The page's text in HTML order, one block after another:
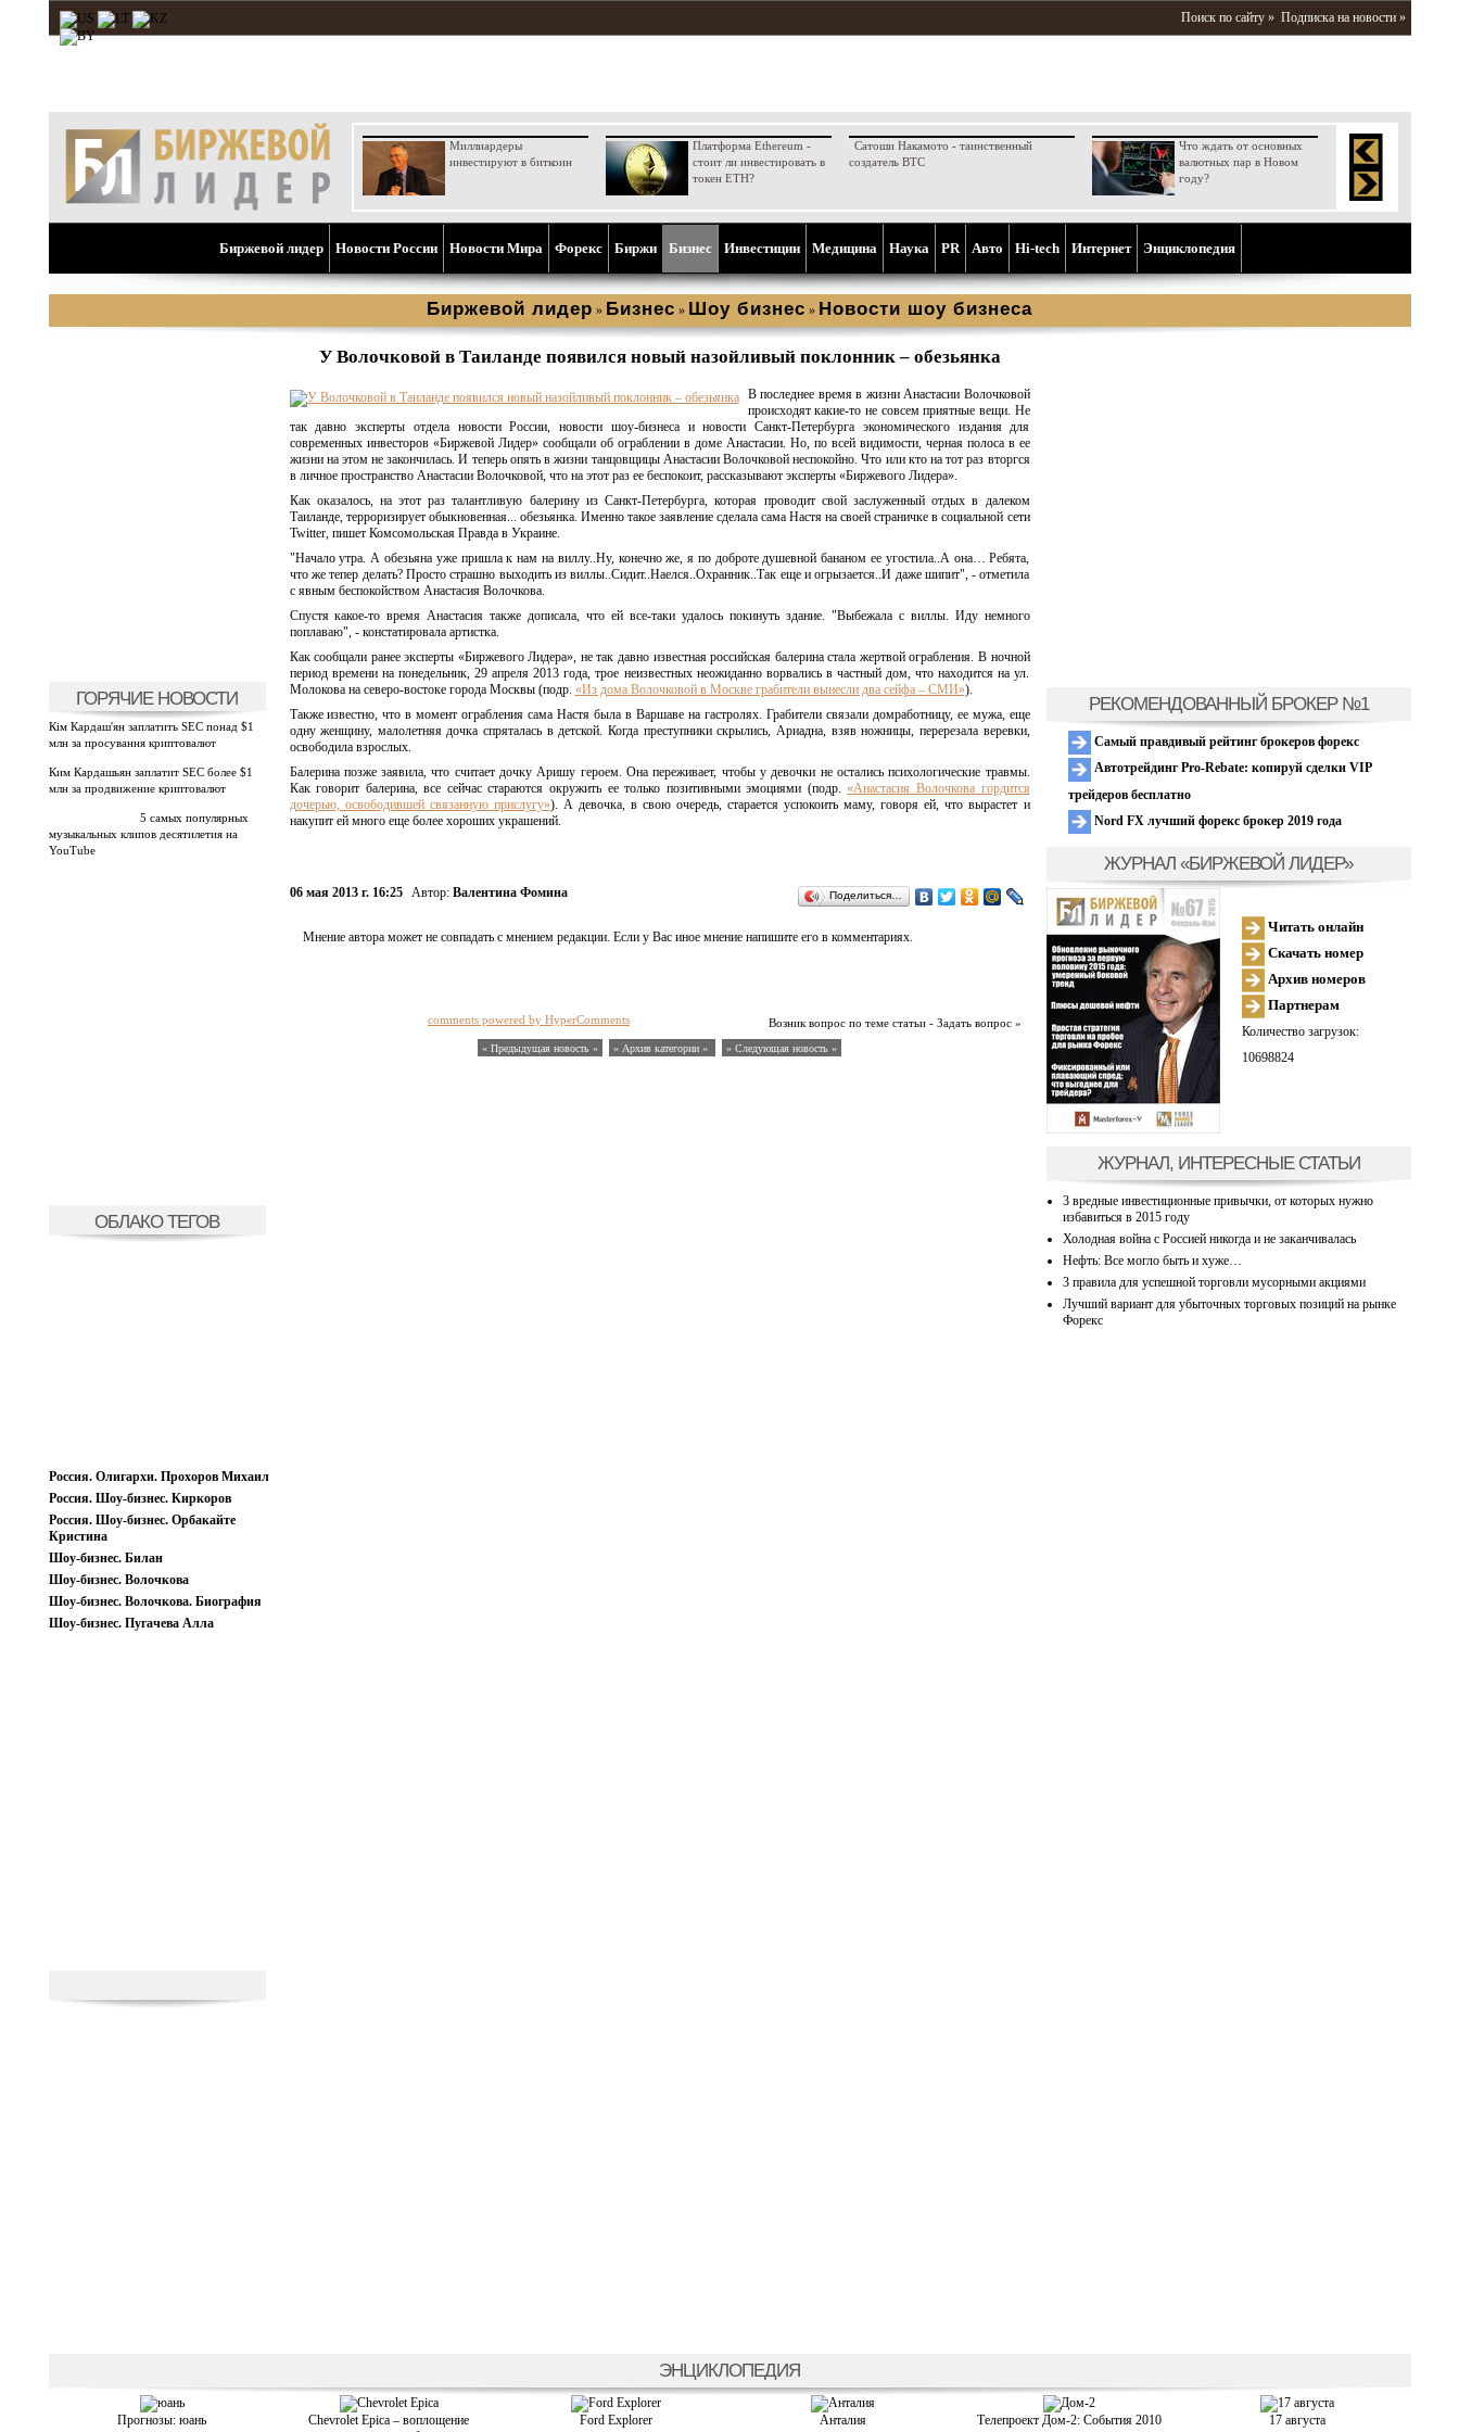
Поиск по сайту » Подписка на новости »
Миллиардеры
инвестируют в биткоин
Платформа Ethereum -
стоит ли инвестировать в
токен ETH?
Сатоши Накамото - таинственный
создатель BTC
Что ждать от основных
валютных пар в Новом
году?
Биржевой лидер Новости России Новости Мира Форекс Биржи Бизнес Инвестиции Медицина Наука PR Aвто Hi-tech Интернет Энциклопедия
Биржевой лидер » Бизнес » Шоу бизнес » Новости шоу бизнеса
ГОРЯЧИЕ НОВОСТИ
Кім Кардаш'ян заплатить SEC понад $1
млн за просування криптовалют
Ким Кардашьян заплатит SEC более $1
млн за продвижение криптовалют
5 самых популярных
музыкальных клипов десятилетия на
YouTube
ОБЛАКО ТЕГОВ
Россия. Олигархи. Прохоров Михаил
Россия. Шоу-бизнес. Киркоров
Россия. Шоу-бизнес. Орбакайте
Кристина
Шоу-бизнес. Билан
Шоу-бизнес. Волочкова
Шоу-бизнес. Волочкова. Биография
Шоу-бизнес. Пугачева Алла
У Волочковой в Таиланде появился новый назойливый поклонник – обезьянка
В последнее время в жизни Анастасии Волочковой
происходят какие-то не совсем приятные вещи. Не
так давно эксперты отдела новости России, новости шоу-бизнеса и новости Санкт-Петербурга экономического издания для
современных инвесторов «Биржевой Лидер» сообщали об ограблении в доме Анастасии. Но, по всей видимости, черная полоса в ее
жизни на этом не закончилась. И теперь опять в жизни танцовщицы Анастасии Волочковой неспокойно. Что или кто на тот раз вторгся
в личное пространство Анастасии Волочковой, что на этот раз ее беспокоит, рассказывают эксперты «Биржевого Лидера».
Как оказалось, на этот раз талантливую балерину из Санкт-Петербурга, которая проводит свой заслуженный отдых в далеком
Таиланде, терроризирует обыкновенная... обезьянка. Именно такое заявление сделала сама Настя на своей страничке в социальной сети
Twitter, пишет Комсомольская Правда в Украине.
"Начало утра. А обезьяна уже пришла к нам на виллу..Ну, конечно же, я по доброте душевной бананом ее угостила..А она… Ребята,
что же тепер делать? Просто страшно выходить из виллы..Сидит..Наелся..Охранник..Так еще и огрызается..И даже шипит", - отметила
с явным беспокойством Анастасия Волочкова.
Спустя какое-то время Анастасия также дописала, что ей все-таки удалось покинуть здание. "Выбежала с виллы. Иду немного
поплаваю", - констатировала артистка.
Как сообщали ранее эксперты «Биржевого Лидера», не так давно известная российская балерина стала жертвой ограбления. В ночной
период времени на понедельник, 29 апреля 2013 года, трое неизвестных неожиданно ворвались в частный дом, что находится на ул.
Молокова на северо-востоке города Москвы (подр. «Из дома Волочковой в Москве грабители вынесли два сейфа – СМИ»).
Также известно, что в момент ограбления сама Настя была в Варшаве на гастролях. Грабители связали домработницу, ее мужа, еще
одну женщину, малолетняя дочка спряталась в детской. Когда преступники скрылись, Ариадна, взяв ножницы, перерезала веревки,
освободила взрослых.
Балерина позже заявила, что считает дочку Аришу героем. Она переживает, чтобы у девочки не остались психологические травмы.
Как говорит балерина, все сейчас стараются окружить ее только позитивными эмоциями (подр.«Анастасия Волочкова гордится
дочерью, освободившей связанную прислугу»). А девочка, в свою очередь, старается успокоить маму, говоря ей, что вырастет и
накупит ей много еще более хороших украшений.
06 мая 2013 г. 16:25 Автор: Валентина Фомина Поделиться…
Мнение автора может не совпадать с мнением редакции. Если у Вас иное мнение напишите его в комментариях.
Возник вопрос по теме статьи - Задать вопрос »
comments powered by HyperComments
« Предыдущая новость « » Архив категории « » Следующая новость »
РЕКОМЕНДОВАННЫЙ БРОКЕР №1
Самый правдивый рейтинг брокеров форекс
Автотрейдинг Pro-Rebate: копируй сделки VIP
трейдеров бесплатно
Nord FX лучший форекс брокер 2019 года
ЖУРНАЛ «БИРЖЕВОЙ ЛИДЕР»
Читать онлайн
Скачать номер
Архив номеров
Партнерам
Количество загрузок:
10698824
ЖУРНАЛ, ИНТЕРЕСНЫЕ СТАТЬИ
3 вредные инвестиционные привычки, от которых нужно
избавиться в 2015 году
Холодная война с Россией никогда и не заканчивалась
Нефть: Все могло быть и хуже…
3 правила для успешной торговли мусорными акциями
Лучший вариант для убыточных торговых позиций на рынке
Форекс
ЭНЦИКЛОПЕДИЯ
Прогнозы: юань
Chevrolet Epica – воплощение
Ford Explorer Анталия Телепроект Дом-2: События 2010 17 августа